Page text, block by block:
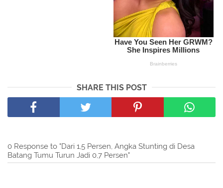
SHARE THIS POST
0 Response to "Dari 1,5 Persen, Angka Stunting di Desa
Batang Tumu Turun Jadi 0,7 Persen"